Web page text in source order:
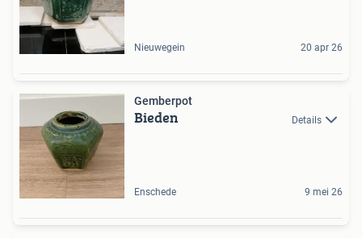
Nieuwegein 20 apr 26
Gemberpot
Bieden Details
Enschede 9 mei 26